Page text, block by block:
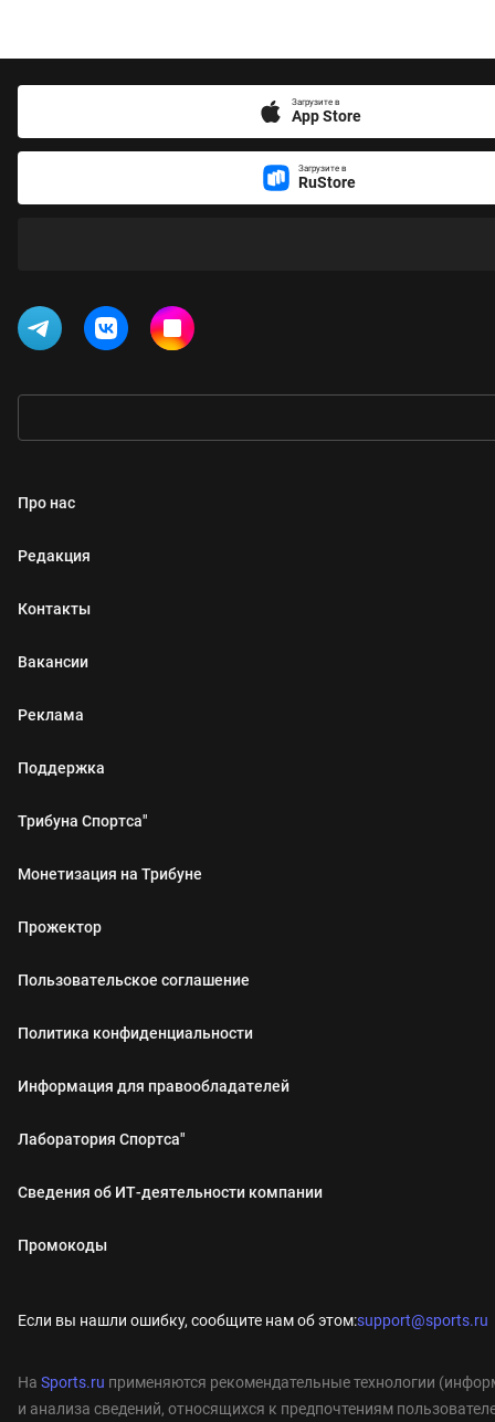
Загрузите в
App Store
Загрузите в
RuStore
Про нас
Редакция
Контакты
Вакансии
Реклама
Поддержка
Трибуна Спортса"
Монетизация на Трибуне
Прожектор
Пользовательское соглашение
Политика конфиденциальности
Информация для правообладателей
Лаборатория Спортса"
Сведения об ИТ‑деятельности компании
Промокоды
Если вы нашли ошибку, сообщите нам об этом:support@sports.ru
На Sports.ru применяются рекомендательные технологии
и анализа сведений, относящихся к предпочтениям